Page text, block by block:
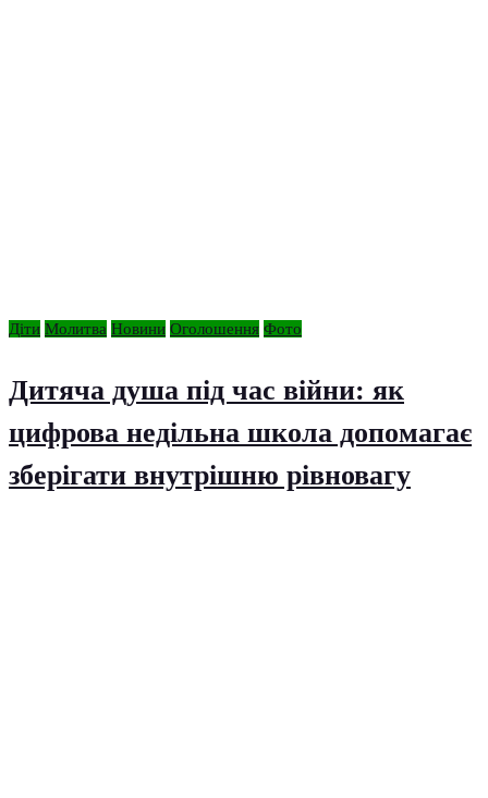
Діти Молитва Новини Оголошення Фото
Дитяча душа під час війни: як
цифрова недільна школа допомагає
зберігати внутрішню рівновагу